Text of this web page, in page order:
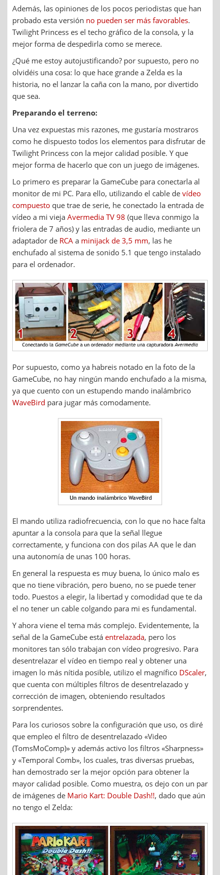
Además, las opiniones de los pocos periodistas que han
probado esta versión no pueden ser más favorables.
Twilight Princess es el techo gráfico de la consola, y la
mejor forma de despedirla como se merece.
¿Qué me estoy autojustificando? por supuesto, pero no
olvidéis una cosa: lo que hace grande a Zelda es la
historia, no el lanzar la caña con la mano, por divertido
que sea.
Preparando el terreno:
Una vez expuestas mis razones, me gustaría mostraros
como he dispuesto todos los elementos para disfrutar de
Twilight Princess con la mejor calidad posible. Y que
mejor forma de hacerlo que con un juego de imágenes.
Lo primero es preparar la GameCube para conectarla al
monitor de mi PC. Para ello, utilizando el cable de vídeo
compuesto que trae de serie, he conectado la entrada de
vídeo a mi vieja Avermedia TV 98 (que lleva conmigo la
friolera de 7 años) y las entradas de audio, mediante un
adaptador de RCA a minijack de 3,5 mm, las he
enchufado al sistema de sonido 5.1 que tengo instalado
para el ordenador.
Por supuesto, como ya habreis notado en la foto de la
GameCube, no hay ningún mando enchufado a la misma,
ya que cuento con un estupendo mando inalámbrico
WaveBird para jugar más comodamente.
El mando utiliza radiofrecuencia, con lo que no hace falta
apuntar a la consola para que la señal llegue
correctamente, y funciona con dos pilas AA que le dan
una autonomía de unas 100 horas.
En general la respuesta es muy buena, lo único malo es
que no tiene vibración, pero bueno, no se puede tener
todo. Puestos a elegir, la libertad y comodidad que te da
el no tener un cable colgando para mi es fundamental.
Y ahora viene el tema más complejo. Evidentemente, la
señal de la GameCube está entrelazada, pero los
monitores tan sólo trabajan con vídeo progresivo. Para
desentrelazar el vídeo en tiempo real y obtener una
imagen lo más nítida posible, utilizo el magnífico DScaler,
que cuenta con múltiples filtros de desentrelazado y
corrección de imagen, obteniendo resultados
sorprendentes.
Para los curiosos sobre la configuración que uso, os diré
que empleo el filtro de desentrelazado «Video
(TomsMoComp)» y además activo los filtros «Sharpness»
y «Temporal Comb», los cuales, tras diversas pruebas,
han demostrado ser la mejor opción para obtener la
mayor calidad posible. Como muestra, os dejo con un par
de imágenes de Mario Kart: Double Dash!!, dado que aún
no tengo el Zelda: